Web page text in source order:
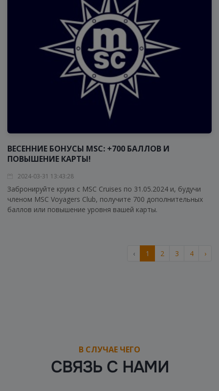
ВЕСЕННИЕ БОНУСЫ MSC: +700 БАЛЛОВ И
ПОВЫШЕНИЕ КАРТЫ!
2024-03-31 13:43:28
Забронируйте круиз с MSC Cruises по 31.05.2024 и, будучи
членом MSC Voyagers Club, получите 700 дополнительных
баллов или повышение уровня вашей карты.
‹ 1 2 3 4 ›
В СЛУЧАЕ ЧЕГО
СВЯЗЬ С НАМИ